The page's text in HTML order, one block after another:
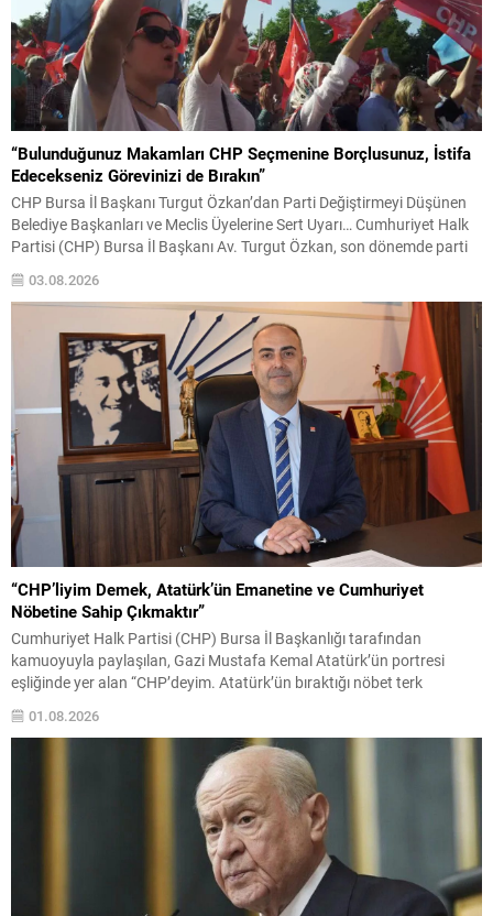
“Bulunduğunuz Makamları CHP Seçmenine Borçlusunuz, İstifa
Edecekseniz Görevinizi de Bırakın”
CHP Bursa İl Başkanı Turgut Özkan’dan Parti Değiştirmeyi Düşünen
Belediye Başkanları ve Meclis Üyelerine Sert Uyarı… Cumhuriyet Halk
Partisi (CHP) Bursa İl Başkanı Av. Turgut Özkan, son dönemde parti
ve belediye meclis üyelerine yönelik dikkat çeken, sert ve kapsamlı bir
açıklama yaptı. Özkan,...
03.08.2026
“CHP’liyim Demek, Atatürk’ün Emanetine ve Cumhuriyet
Nöbetine Sahip Çıkmaktır”
Cumhuriyet Halk Partisi (CHP) Bursa İl Başkanlığı tarafından
kamuoyuyla paylaşılan, Gazi Mustafa Kemal Atatürk’ün portresi
eşliğinde yer alan “CHP’deyim. Atatürk’ün bıraktığı nöbet terk
Türkiye’nin içinde bulunduğu siyasal atmosfer, Cumhuriyet değerleri
ve partinin tarihsel misyonuna yönelik güçlü bir duruş olarak
01.08.2026